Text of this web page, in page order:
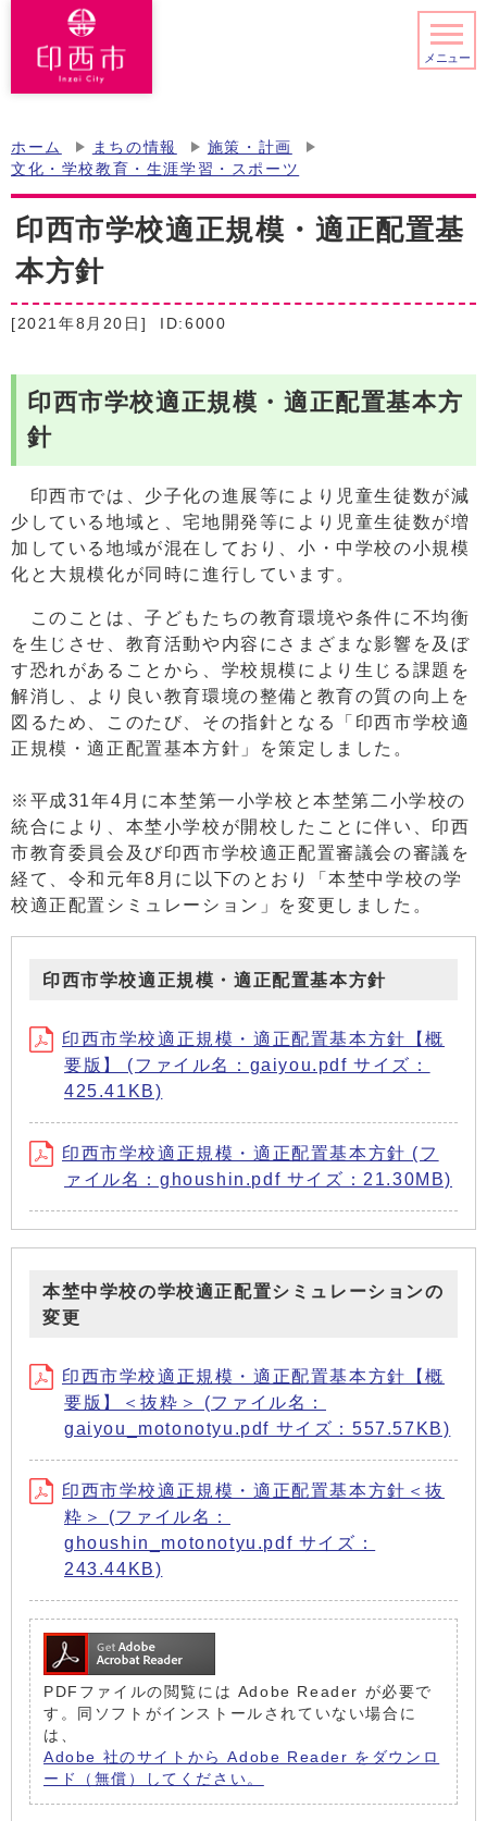
メニュー
ホーム まちの情報
施策・計画
文化・学校教育・生涯学習・スポーツ
印西市学校適正規模・適正配置基
本方針
[2021年8月20日] ID:6000
印西市学校適正規模・適正配置基本方
針
印西市では、少子化の進展等により児童生徒数が減
少している地域と、宅地開発等により児童生徒数が増
加している地域が混在しており、小・中学校の小規模
化と大規模化が同時に進行しています。
このことは、子どもたちの教育環境や条件に不均衡
を生じさせ、教育活動や内容にさまざまな影響を及ぼ
す恐れがあることから、学校規模により生じる課題を
解消し、より良い教育環境の整備と教育の質の向上を
図るため、このたび、その指針となる「印西市学校適
正規模・適正配置基本方針」を策定しました。
※平成31年4月に本埜第一小学校と本埜第二小学校の
統合により、本埜小学校が開校したことに伴い、印西
市教育委員会及び印西市学校適正配置審議会の審議を
経て、令和元年8月に以下のとおり「本埜中学校の学
校適正配置シミュレーション」を変更しました。
印西市学校適正規模・適正配置基本方針
印西市学校適正規模・適正配置基本方針【概
要版】 (ファイル名：gaiyou.pdf サイズ：
425.41KB)
印西市学校適正規模・適正配置基本方針 (フ
ァイル名：ghoushin.pdf サイズ：21.30MB)
本埜中学校の学校適正配置シミュレーションの
変更
印西市学校適正規模・適正配置基本方針【概
要版】＜抜粋＞ (ファイル名：
gaiyou_motonotyu.pdf サイズ：557.57KB)
印西市学校適正規模・適正配置基本方針＜抜
粋＞ (ファイル名：
ghoushin_motonotyu.pdf サイズ：
243.44KB)
PDFファイルの閲覧には Adobe Reader が必要で
す。同ソフトがインストールされていない場合に
は、
Adobe 社のサイトから Adobe Reader をダウンロ
ード（無償）してください。